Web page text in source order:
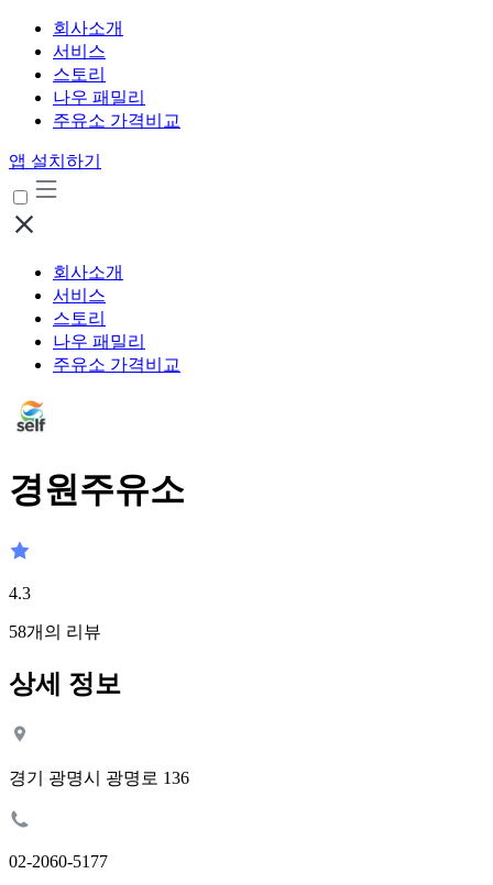
회사소개
서비스
스토리
나우 패밀리
주유소 가격비교
앱 설치하기
회사소개
서비스
스토리
나우 패밀리
주유소 가격비교
경원주유소
4.3
58개의 리뷰
상세 정보
경기 광명시 광명로 136
02-2060-5177